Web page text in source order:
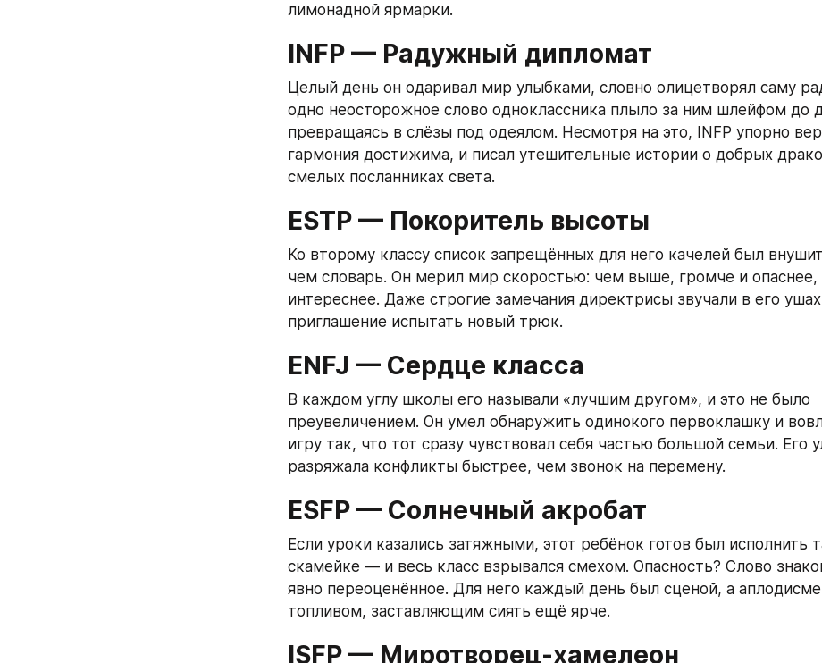
лимонадной ярмарки.
INFP — Радужный дипломат
Целый день он одаривал мир улыбками, словно олицетворял саму
одно неосторожное слово одноклассника плыло за ним шлейфом до
превращаясь в слёзы под одеялом. Несмотря на это, INFP упорно
гармония достижима, и писал утешительные истории о добрых
смелых посланниках света.
ESTP — Покоритель высоты
Ко второму классу список запрещённых для него качелей был
чем словарь. Он мерил мир скоростью: чем выше, громче и
интереснее. Даже строгие замечания директрисы звучали в его
приглашение испытать новый трюк.
ENFJ — Сердце класса
В каждом углу школы его называли «лучшим другом», и это не было
преувеличением. Он умел обнаружить одинокого первоклашку и
игру так, что тот сразу чувствовал себя частью большой семьи. Его
разряжала конфликты быстрее, чем звонок на перемену.
ESFP — Солнечный акробат
Если уроки казались затяжными, этот ребёнок готов был исполнить
скамейке — и весь класс взрывался смехом. Опасность? Слово
явно переоценённое. Для него каждый день был сценой, а
топливом, заставляющим сиять ещё ярче.
ISFP — Миротворец‑хамелеон